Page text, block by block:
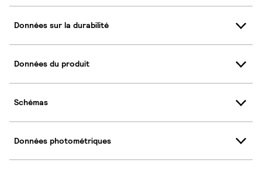
Données sur la durabilité
Données du produit
Schémas
Données photométriques